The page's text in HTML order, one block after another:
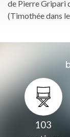
de Pierre Gripari
(Timothée dans
103